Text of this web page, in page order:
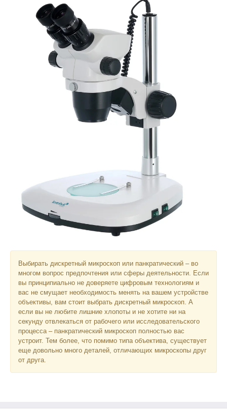
Выбирать дискретный микроскоп или панкратический – во
многом вопрос предпочтения или сферы деятельности. Если
вы принципиально не доверяете цифровым технологиям и
вас не смущает необходимость менять на вашем устройстве
объективы, вам стоит выбрать дискретный микроскоп. А
если вы не любите лишние хлопоты и не хотите ни на
секунду отвлекаться от рабочего или исследовательского
процесса – панкратический микроскоп полностью вас
устроит. Тем более, что помимо типа объектива, существует
еще довольно много деталей, отличающих микроскопы друг
от друга.